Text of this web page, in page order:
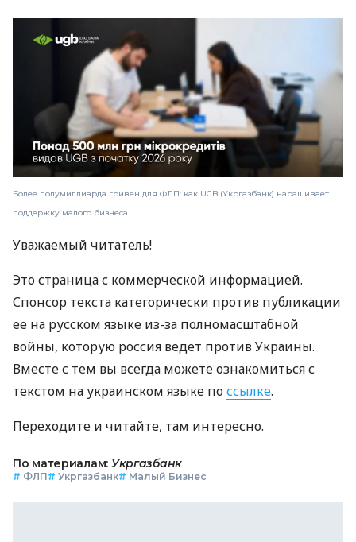
Более полумиллиарда гривен для ФЛП: как UGB (Укргазбанк) наращивает
поддержку малого бизнеса
Уважаемый читатель!
Это страница с коммерческой информацией.
Спонсор текста категорически против публикации
ее на русском языке из-за полномасштабной
войны, которую россия ведет против Украины.
Вместе с тем вы всегда можете ознакомиться с
текстом на украинском языке поссылке.
Переходите и читайте, там интересно.
По материалам: Укргазбанк
# ФЛП# Укргазбанк# Малый Бизнес